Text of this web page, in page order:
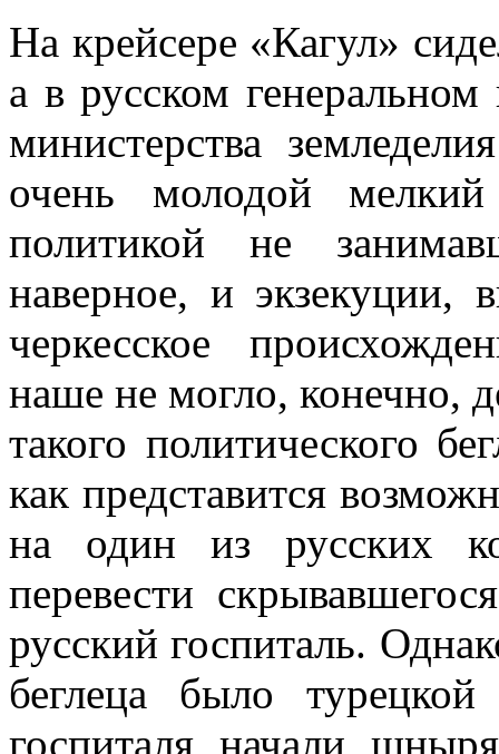
На крейсере «Кагул»
а в русском
министерства
очень молодой
политикой не
наверное, и экзекуции,
черкесское
наше не могло, конечно,
такого полити­ческого
как представится
на один из русских
перевести
русский госпиталь.
беглеца было
госпиталя начали